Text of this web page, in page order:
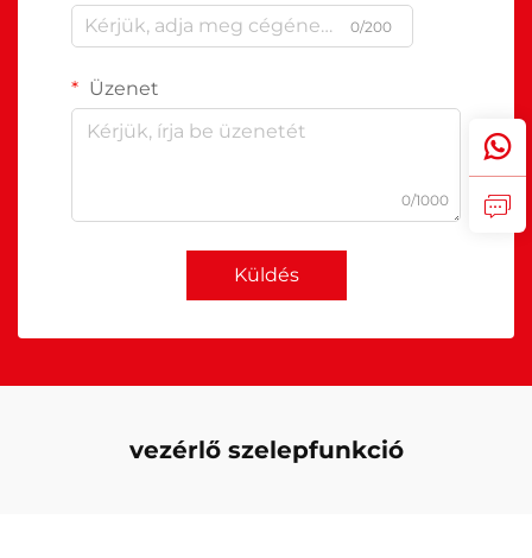
0/200
Üzenet
0/1000
Küldés
vezérlő szelepfunkció